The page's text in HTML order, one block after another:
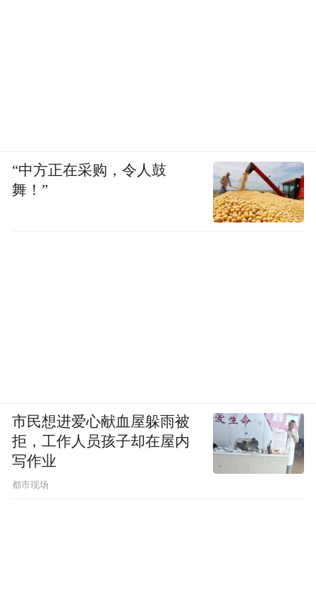
“中方正在采购，令人鼓
舞！”
市民想进爱心献血屋躲雨被
拒，工作人员孩子却在屋内
写作业
都市现场